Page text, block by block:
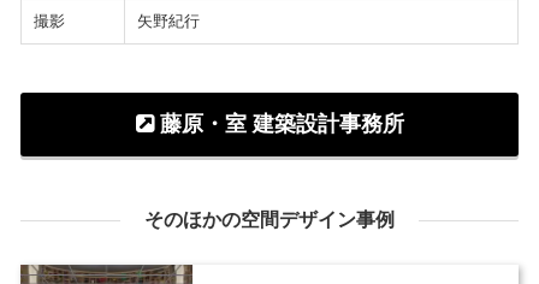
撮影 矢野紀行
藤原・室 建築設計事務所
そのほかの空間デザイン事例